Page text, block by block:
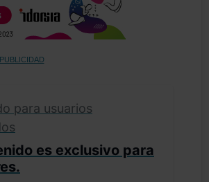
PUBLICIDAD
para usuarios
es exclusivo para